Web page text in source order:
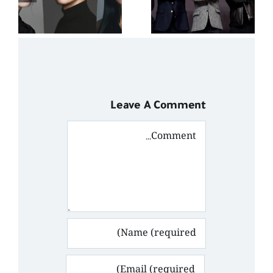
موسم في
تاريخ العدالة
Leave A Comment
Comment